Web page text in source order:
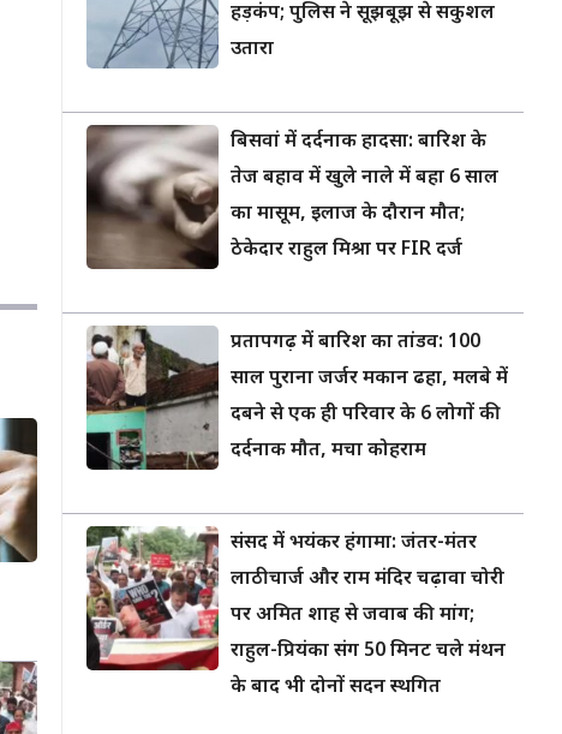
हड़कंप; पुलिस ने सूझबूझ से सकुशल
उतारा
बिसवां में दर्दनाक हादसा: बारिश के
तेज बहाव में खुले नाले में बहा 6 साल
का मासूम, इलाज के दौरान मौत;
ठेकेदार राहुल मिश्रा पर FIR दर्ज
प्रतापगढ़ में बारिश का तांडव: 100
साल पुराना जर्जर मकान ढहा, मलबे में
दबने से एक ही परिवार के 6 लोगों की
दर्दनाक मौत, मचा कोहराम
संसद में भयंकर हंगामा: जंतर-मंतर
लाठीचार्ज और राम मंदिर चढ़ावा चोरी
पर अमित शाह से जवाब की मांग;
राहुल-प्रियंका संग 50 मिनट चले मंथन
के बाद भी दोनों सदन स्थगित